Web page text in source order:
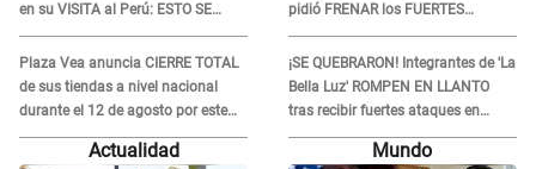
en su VISITA al Perú: ESTO SE
SABE
Plaza Vea anuncia CIERRE TOTAL
de sus tiendas a nivel nacional
durante el 12 de agosto por este
MOTIVO
pidió FRENAR los FUERTES
ATAQUES en redes: “Aquí el único
culpable...”
¡SE QUEBRARON! Integrantes de 'La
Bella Luz' ROMPEN EN LLANTO
tras recibir fuertes ataques en
redes por DENUNCIA de acoso
contra Naldy Saldaña
Actualidad Mundo